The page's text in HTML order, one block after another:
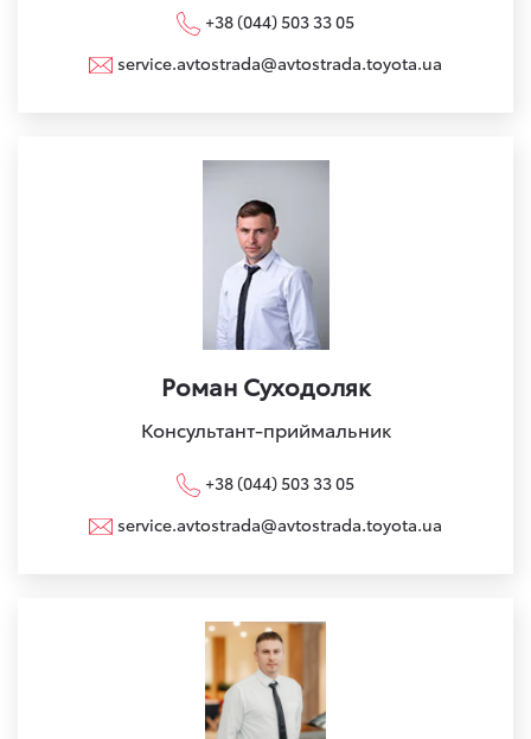
+38 (044) 503 33 05
service.avtostrada@avtostrada.toyota.ua
Роман Суходоляк
Консультант-приймальник
+38 (044) 503 33 05
service.avtostrada@avtostrada.toyota.ua